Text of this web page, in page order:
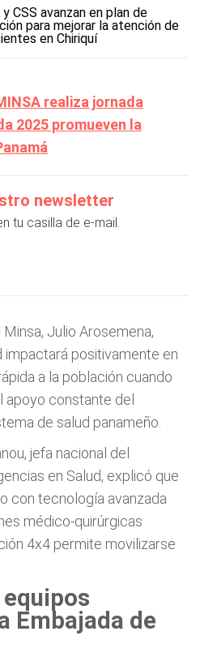
CSS avanzan en plan de
para mejorar la atención de
en Chiriquí
realiza jornada
2025 promueven la
newsletter
tu casilla de e-mail.
Julio Arosemena,
positivamente en
a la población cuando
apoyo constante del
de salud panameño.
jefa nacional del
en Salud, explicó que
con tecnología avanzada
médico-quirúrgicas
4x4 permite movilizarse
Embajada de